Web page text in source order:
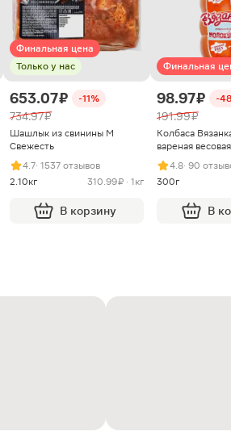
Финальная цена
Только у нас
653.07 ₽ -11%
734.97 ₽
Шашлык из свинины М
Свежесть
4.7· 1537 отзывов
2.10кг
310.99 ₽ · 1кг
В корзину
Финальная
98.97 ₽ -
191.99 ₽
Колбаса
вареная весовая
4.8· 90
300г
В